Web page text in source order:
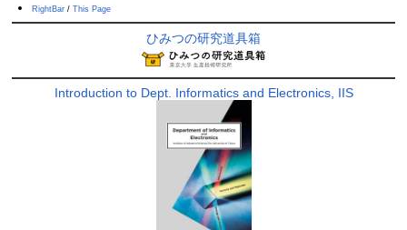
RightBar/ This Page
ひみつの研究道具箱
Introduction to Dept. Informatics and Electronics, IIS